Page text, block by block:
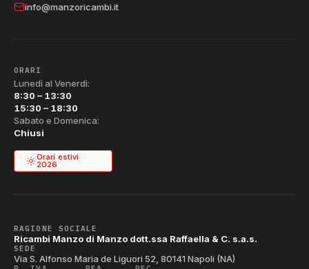
info@manzoricambi.it
ORARI
Lunedì al Venerdì:
8:30 – 13:30
15:30 – 18:30
Sabato e Domenica:
Chiusi
Orari estivi
2026
RAGIONE SOCIALE
Ricambi Manzo di Manzo dott.ssa Raffaella & C. s.a.s.
SEDE
Via S. Alfonso Maria de Liguori 52, 80141 Napoli (NA)